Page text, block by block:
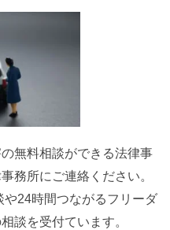
無料相談ができる法律事
務所にご連絡ください。
24時間つながるフリーダ
談を受付ています。